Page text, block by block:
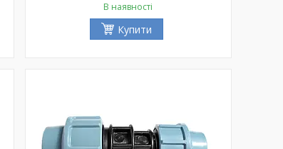
В наявності
Купити